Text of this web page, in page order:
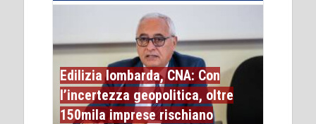
Edilizia lombarda, CNA: Con
l’incertezza geopolitica, oltre
150mila imprese rischiano